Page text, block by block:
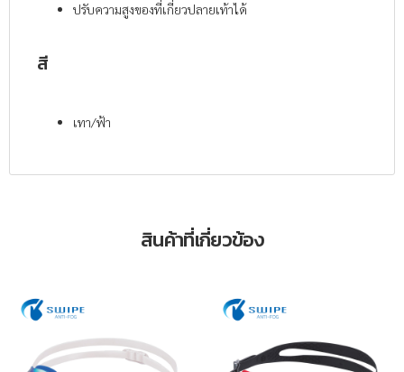
ปรับความสูงของที่เกี่ยวปลายเท้าได้
สี
เทา/ฟ้า
สินค้าที่เกี่ยวข้อง